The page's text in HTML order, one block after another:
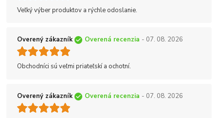
Veľký výber produktov a rýchle odoslanie.
Overený zákazník Overená recenzia - 07. 08. 2026
Obchodníci sú veľmi priateľskí a ochotní.
Overený zákazník Overená recenzia - 07. 08. 2026